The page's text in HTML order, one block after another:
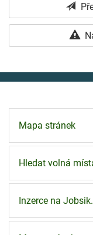
Mapa stránek
Hledat volná
Inzerce na